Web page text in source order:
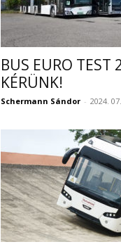
BUS EURO TEST
KÉRÜNK!
Schermann Sándor - 2024.